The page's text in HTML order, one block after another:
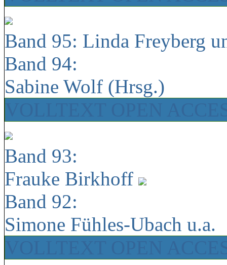
Band 95: Linda Freyberg
Band 94:
Sabine Wolf (Hrsg.)
Band 93:
Frauke Birkhoff
Band 92:
Simone Fühles-Ubach u.a.